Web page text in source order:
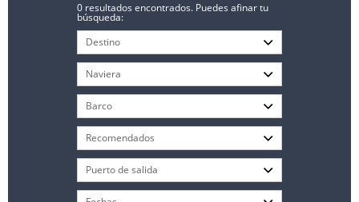
0 resultados encontrados. Puedes afinar tu
búsqueda: